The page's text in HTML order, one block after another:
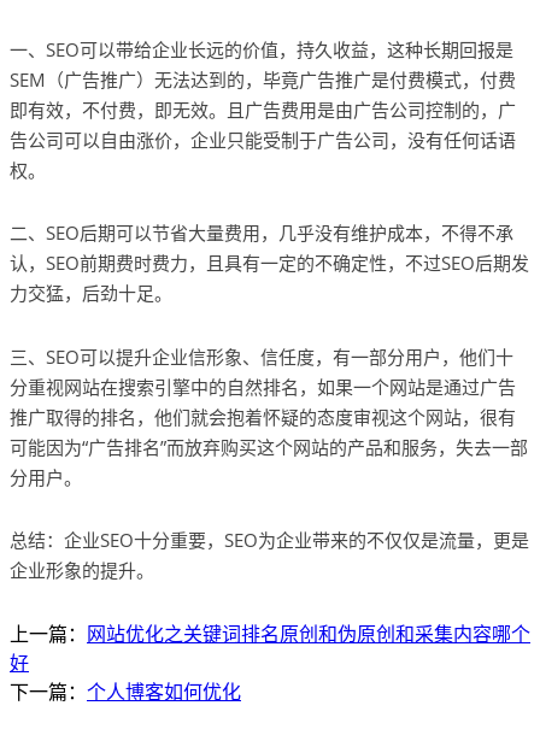
一、SEO可以带给企业长远的价值，持久收益，这种长期回报是
SEM（广告推广）无法达到的，毕竟广告推广是付费模式，付费
即有效，不付费，即无效。且广告费用是由广告公司控制的，广
告公司可以自由涨价，企业只能受制于广告公司，没有任何话语
权。
二、SEO后期可以节省大量费用，几乎没有维护成本，不得不承
认，SEO前期费时费力，且具有一定的不确定性，不过SEO后期发
力交猛，后劲十足。
三、SEO可以提升企业信形象、信任度，有一部分用户，他们十
分重视网站在搜索引擎中的自然排名，如果一个网站是通过广告
推广取得的排名，他们就会抱着怀疑的态度审视这个网站，很有
可能因为“广告排名”而放弃购买这个网站的产品和服务，失去一部
分用户。
总结：企业SEO十分重要，SEO为企业带来的不仅仅是流量，更是
企业形象的提升。
上一篇：
网站优化之关键词排名原创和伪原创和采集内容哪个
好
下一篇： 个人博客如何优化